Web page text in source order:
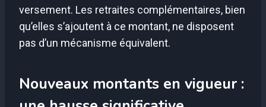
versement. Les retraites complémentaires, bien
qu’elles s’ajoutent à ce montant, ne disposent
pas d’un mécanisme équivalent.
Nouveaux montants en vigueur :